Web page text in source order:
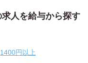
人を給与から探す
1400円以上